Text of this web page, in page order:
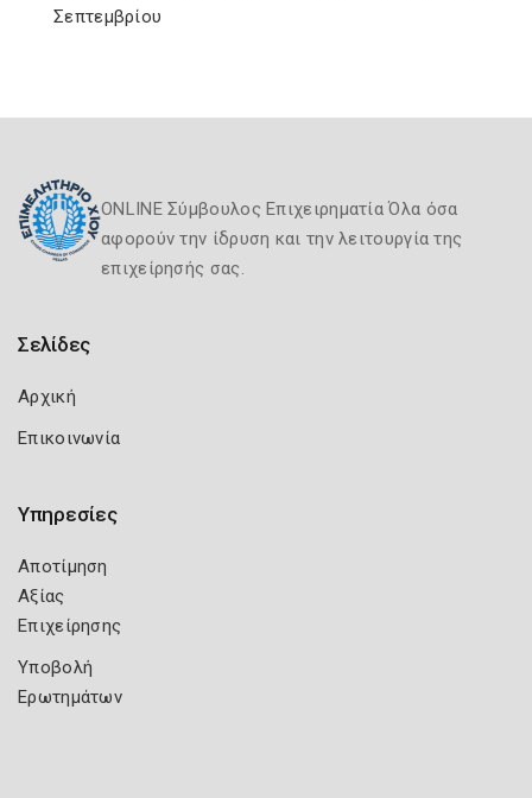
Σεπτεμβρίου
ONLINE Σύμβουλος Επιχειρηματία Όλα όσα
αφορούν την ίδρυση και την λειτουργία της
επιχείρησής σας.
Σελίδες
Αρχική
Επικοινωνία
Υπηρεσίες
Αποτίμηση
Αξίας
Επιχείρησης
Υποβολή
Ερωτημάτων